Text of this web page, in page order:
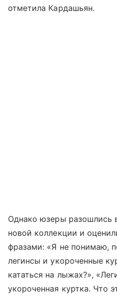
отметила Кардашьян.
Однако юзеры разошлись
новой коллекции и
фразами: «Я не понимаю,
легинсы и укороченные
кататься на лыжах?»,
укороченная куртка. Что